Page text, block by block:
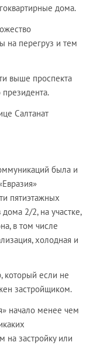
дома.
на перегруз и тем
выше проспекта
Салтанат
была и
пятиэтажных
2/2, на участке,
в том числе
холодная и
который если не
застройщиком.
начало менее чем
на застройку или